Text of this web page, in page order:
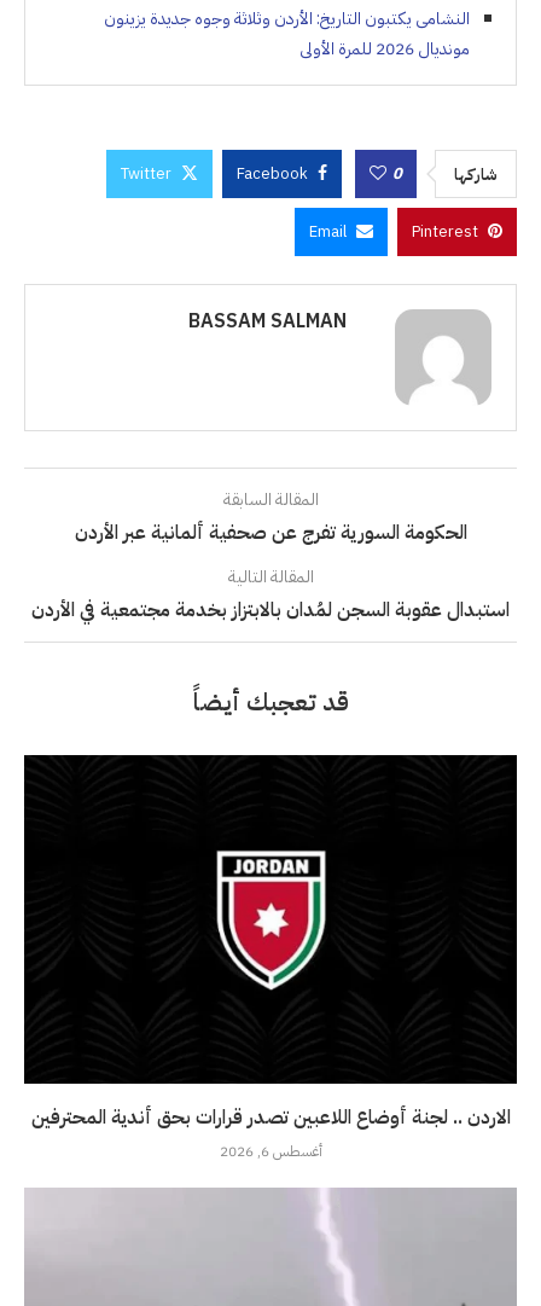
النشامى يكتبون التاريخ: الأردن وثلاثة وجوه جديدة يزينون
مونديال 2026 للمرة الأولى
شاركها 0
Facebook
Twitter
Pinterest
Email
BASSAM SALMAN
المقالة السابقة
الحكومة السورية تفرج عن صحفية ألمانية عبر الأردن
المقالة التالية
استبدال عقوبة السجن لمُدان بالابتزاز بخدمة مجتمعية في الأردن
قد تعجبك أيضاً
الاردن .. لجنة أوضاع اللاعبين تصدر قرارات بحق أندية المحترفين
أغسطس 6, 2026